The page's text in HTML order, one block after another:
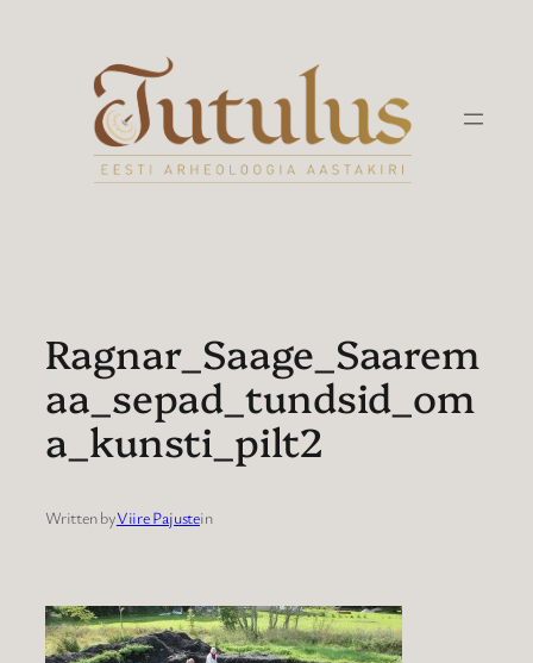
Ragnar_Saage_Saarem
aa_sepad_tundsid_om
a_kunsti_pilt2
Written byViire Pajustein